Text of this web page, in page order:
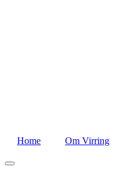
Home Om Virring